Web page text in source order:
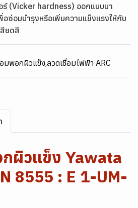
ร์ (Vicker hardness) ออกแบบมา
ซ่อมบำรุงหรือเพิ่มความแข็งแรงให้กับ
สียดสี
มพอกผิวแข็ง,ลวดเชื่อมไฟฟ้า ARC
ผิวแข็ง Yawata
8555 : E 1-UM-